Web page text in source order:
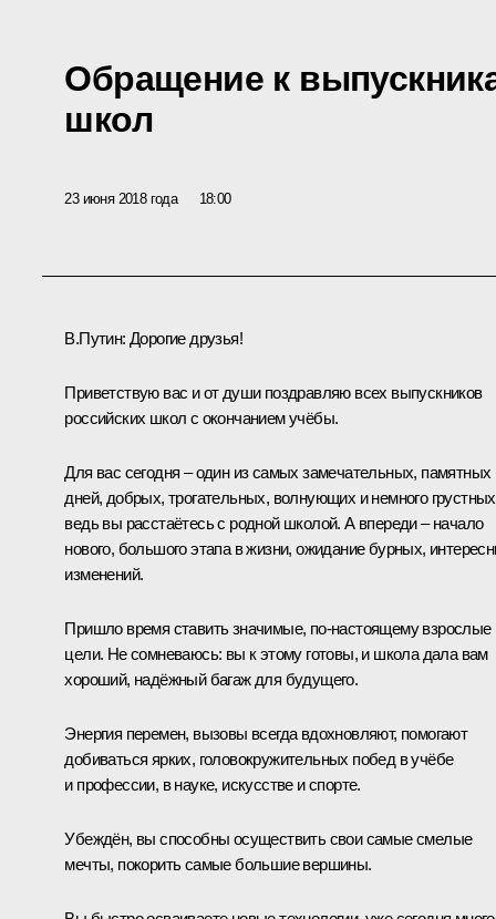
Обращение к
школ
23 июня 2018 года 18:00
В.Путин: Дорогие друзья!
Приветствую вас и от души поздравляю всех выпускников
российских школ с окончанием учёбы.
Для вас сегодня – один из самых замечательных, памятных
дней, добрых, трогательных, волнующих и немного
ведь вы расстаётесь с родной школой. А впереди – начало
нового, большого этапа в жизни, ожидание бурных,
изменений.
Пришло время ставить значимые, по-настоящему взрослые
цели. Не сомневаюсь: вы к этому готовы, и школа дала вам
хороший, надёжный багаж для будущего.
Энергия перемен, вызовы всегда вдохновляют, помогают
добиваться ярких, головокружительных побед в учёбе
и профессии, в науке, искусстве и спорте.
Убеждён, вы способны осуществить свои самые смелые
мечты, покорить самые большие вершины.